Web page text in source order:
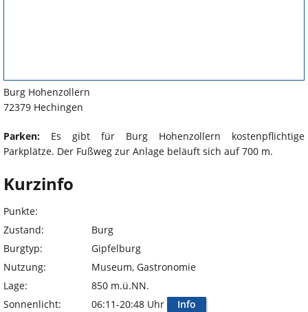
Burg Hohenzollern
72379 Hechingen
Parken: Es gibt für Burg Hohenzollern kostenpflichtige
Parkplätze. Der Fußweg zur Anlage beläuft sich auf 700 m.
Kurzinfo
Punkte:
Zustand:
Burg
Burgtyp:
Gipfelburg
Nutzung:
Museum, Gastronomie
Lage:
850 m.ü.NN.
Sonnenlicht:
06:11-20:48 Uhr Info